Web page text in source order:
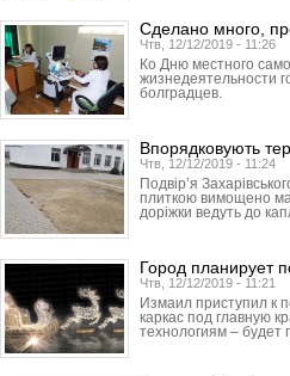
Сделано много,
Чтв, 12/12/2019 - 11:26
Ко Дню местного
жизнедеятельности
болградцев.
Впорядковують
Чтв, 12/12/2019 - 11:24
Подвір’я
плиткою вимощено
доріжки ведуть до
Город планирует
Чтв, 12/12/2019 - 11:21
Измаил приступил к
каркас под главную
технологиям – будет